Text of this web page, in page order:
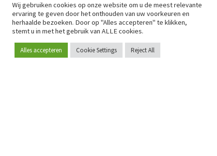
Word lid
Wij gebruiken cookies op onze website om u de meest relevante
ervaring te geven door het onthouden van uw voorkeuren en
herhaalde bezoeken. Door op "Alles accepteren" te klikken,
stemt u in met het gebruik van ALLE cookies.
Alles accepteren Cookie Settings Reject All